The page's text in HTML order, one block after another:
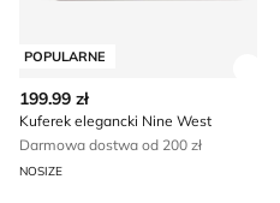
POPULARNE
199.99 zł
Kuferek elegancki Nine West
Darmowa dostwa od 200 zł
NOSIZE